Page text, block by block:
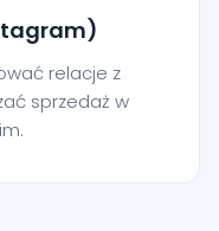
relacje z
sprzedaż w